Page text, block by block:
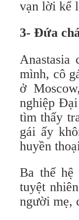
vạn lời kể
3- Đứa
mình, cô
ở
nghiệp
tìm thấy
gái ấy
huyền
Ba thế
tuyệt
người mẹ,